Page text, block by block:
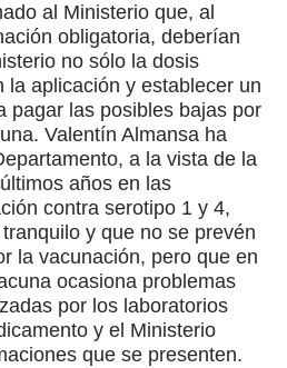
al Ministerio que, al
obligatoria, deberían
no sólo la dosis
la aplicación y establecer un
pagar las posibles bajas por
Valentín Almansa ha
a la vista de la
años en las
contra serotipo 1 y 4,
y que no se prevén
la vacunación, pero que en
ocasiona problemas
por los laboratorios
y el Ministerio
que se presenten.